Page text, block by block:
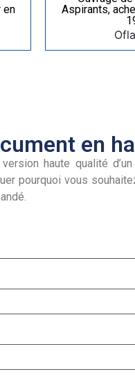
en
Aspirants,
en
haute qualité
pourquoi vous